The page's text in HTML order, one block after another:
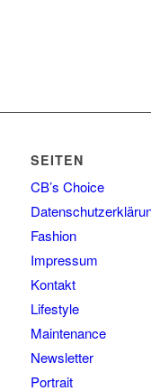
SEITEN
CB’s Choice
Fashion
Impressum
Kontakt
Lifestyle
Maintenance
Newsletter
Portrait